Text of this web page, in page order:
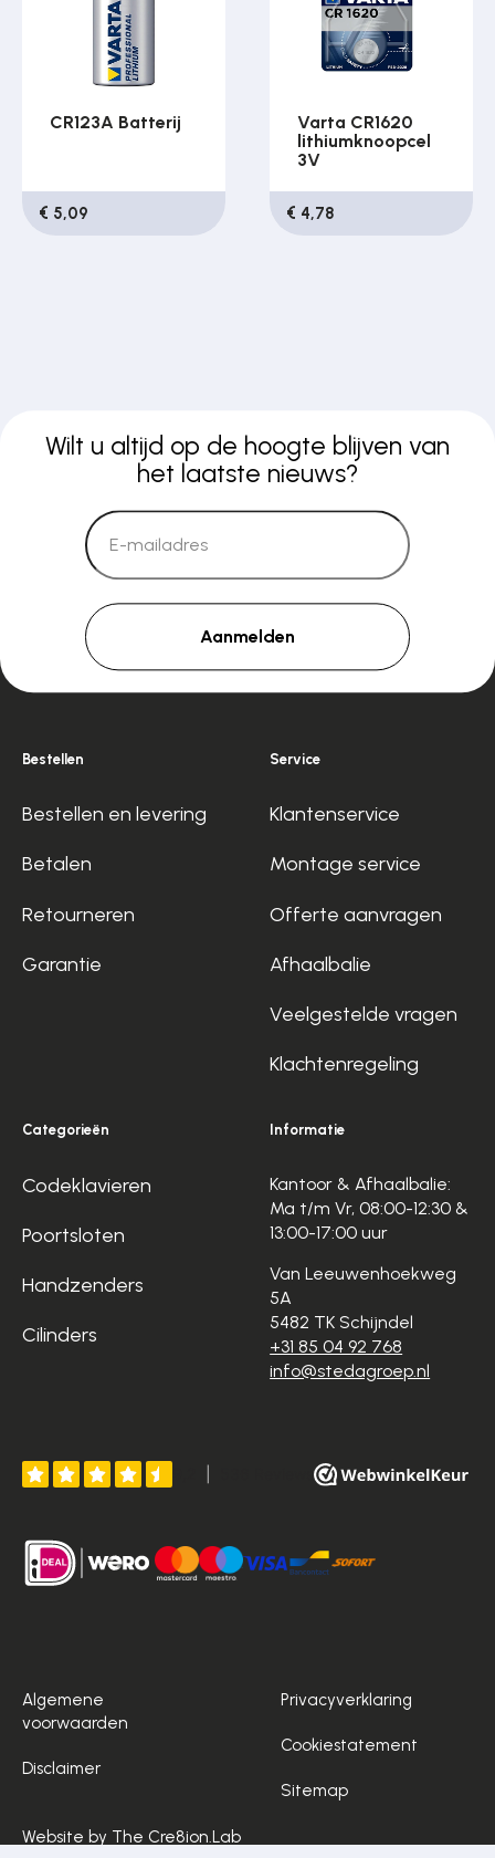
Contact
CR123A Batterij
€ 5,09
Varta CR1620
lithiumknoopcel
3V
€ 4,78
Wilt u altijd op de hoogte blijven van
het laatste nieuws?
Aanmelden
Bestellen
Bestellen en levering
Betalen
Retourneren
Garantie
Service
Klantenservice
Montage service
Offerte aanvragen
Afhaalbalie
Veelgestelde vragen
Klachtenregeling
Categorieën
Codeklavieren
Poortsloten
Handzenders
Cilinders
Informatie
Kantoor & Afhaalbalie:
Ma t/m Vr, 08:00-12:30 &
13:00-17:00 uur
Van Leeuwenhoekweg
5A
5482 TK Schijndel
+31 85 04 92 768
info@stedagroep.nl
Algemene
voorwaarden
Disclaimer
Privacyverklaring
Cookiestatement
Sitemap
Website by The Cre8ion.Lab